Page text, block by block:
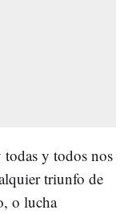
y todos nos
triunfo de
o lucha